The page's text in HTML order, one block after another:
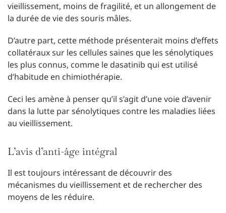
vieillissement, moins de fragilité, et un allongement de
la durée de vie des souris mâles.
D’autre part, cette méthode présenterait moins d’effets
collatéraux sur les cellules saines que les sénolytiques
les plus connus, comme le dasatinib qui est utilisé
d’habitude en chimiothérapie.
Ceci les amène à penser qu’il s’agit d’une voie d’avenir
dans la lutte par sénolytiques contre les maladies liées
au vieillissement.
L’avis d’anti-âge intégral
Il est toujours intéressant de découvrir des
mécanismes du vieillissement et de rechercher des
moyens de les réduire.